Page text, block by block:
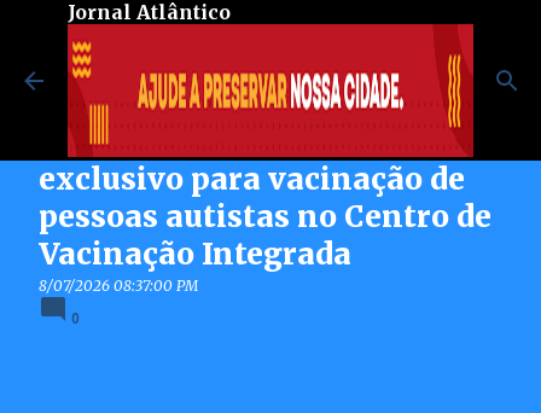
Pular para o conteúdo principal
Jornal Atlântico
Maricá inaugura espaço
exclusivo para vacinação de
pessoas autistas no Centro de
Vacinação Integrada
8/07/2026 08:37:00 PM
0